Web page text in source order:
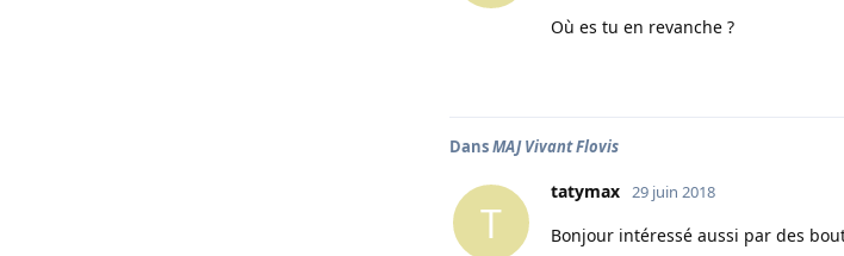
Où es tu en revanche ?
DansMAJ Vivant Flovis
T
tatymax 29 juin 2018
Bonjour intéressé aussi par des